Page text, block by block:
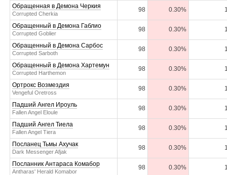
Обращенная в Демона Черкия
Corrupted Cherkia
98 0.30%
Обращенный в Демона Габлио
Corrupted Goblier
98 0.30%
Обращенный в Демона Сарбос
Corrupted Sarboth
98 0.30%
Обращенный в Демона Хартемун
Corrupted Harthemon
98 0.30%
Ортрокс Возмездия
Vengeful Oretross
98 0.30%
Падший Ангел Ироуль
Fallen Angel Eloule
98 0.30%
Падший Ангел Тиела
Fallen Angel Tiera
98 0.30%
Посланец Тьмы Ахучак
Dark Messenger Afjak
98 0.30%
Посланник Антараса Комабор
Antharas' Herald Komabor
98 0.30%